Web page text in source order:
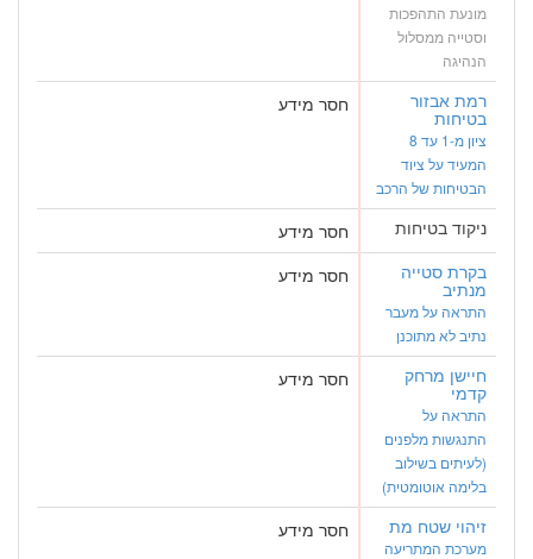
מונעת התהפכות
וסטייה ממסלול
הנהיגה
רמת אבזור
בטיחות
ציון מ-1 עד 8
המעיד על ציוד
הבטיחות של הרכב
חסר מידע
ניקוד בטיחות
חסר מידע
בקרת סטייה
מנתיב
התראה על מעבר
נתיב לא מתוכנן
חסר מידע
חיישן מרחק
קדמי
התראה על
התנגשות מלפנים
(לעיתים בשילוב
בלימה אוטומטית)
חסר מידע
זיהוי שטח מת
מערכת המתריעה
חסר מידע